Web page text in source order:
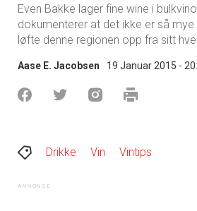
Even Bakke lager fine wine i
dokumenterer at det ikke er så
løfte denne regionen opp fra sitt
Aase E. Jacobsen 19 Januar 2015 -
Drikke Vin Vintips